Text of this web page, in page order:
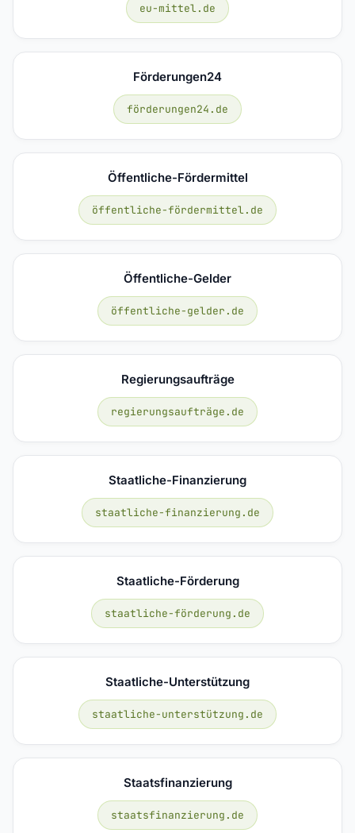
eu-mittel.de
Förderungen24
förderungen24.de
Öffentliche-Fördermittel
öffentliche-fördermittel.de
Öffentliche-Gelder
öffentliche-gelder.de
Regierungsaufträge
regierungsaufträge.de
Staatliche-Finanzierung
staatliche-finanzierung.de
Staatliche-Förderung
staatliche-förderung.de
Staatliche-Unterstützung
staatliche-unterstützung.de
Staatsfinanzierung
staatsfinanzierung.de